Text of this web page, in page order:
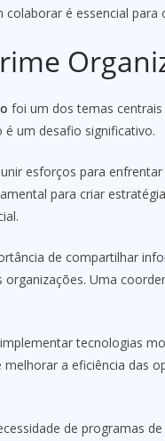
é essencial para
foi um dos temas
um desafio significativo.
esforços para
para criar
de compartilhar
Uma
tecnologias
a eficiência das
de programas